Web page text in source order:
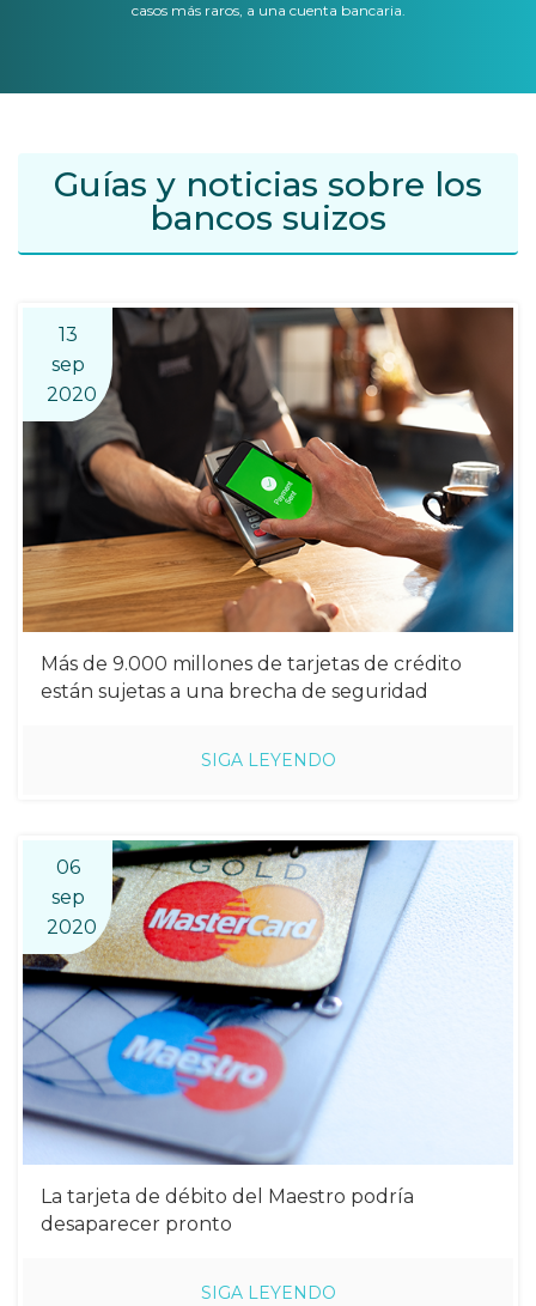
casos más raros, a una cuenta bancaria.
Guías y noticias sobre los
bancos suizos
13
sep
2020
Más de 9.000 millones de tarjetas de crédito
están sujetas a una brecha de seguridad
SIGA LEYENDO
06
sep
2020
La tarjeta de débito del Maestro podría
desaparecer pronto
SIGA LEYENDO